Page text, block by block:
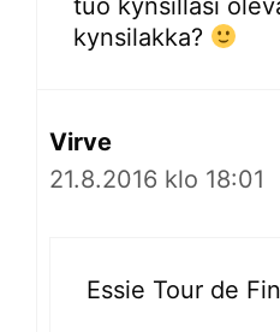
kynsilakka?
Virve
21.8.2016 klo 18:01
Essie Tour de